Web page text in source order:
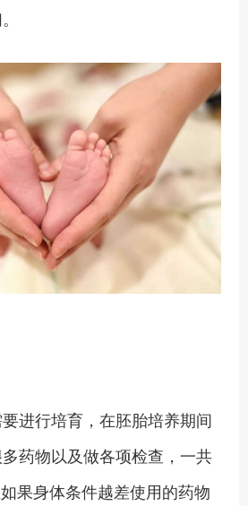
进行培育，在胚胎培养期间
药物以及做各项检查，一共
果身体条件越差使用的药物